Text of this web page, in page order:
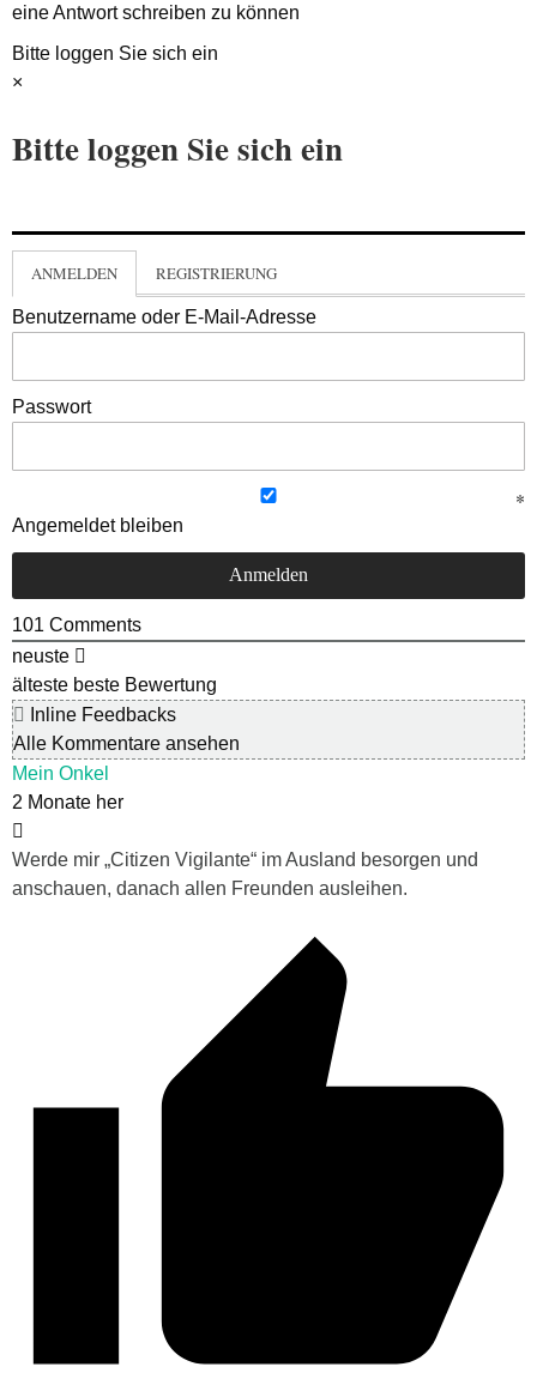
eine Antwort schreiben zu können
Bitte loggen Sie sich ein
×
Bitte loggen Sie sich ein
ANMELDEN REGISTRIERUNG
Benutzername oder E-Mail-Adresse
Passwort
Angemeldet bleiben
101 Comments
neuste
älteste beste Bewertung
Inline Feedbacks
Alle Kommentare ansehen
Mein Onkel
2 Monate her
Werde mir „Citizen Vigilante“ im Ausland besorgen und
anschauen, danach allen Freunden ausleihen.